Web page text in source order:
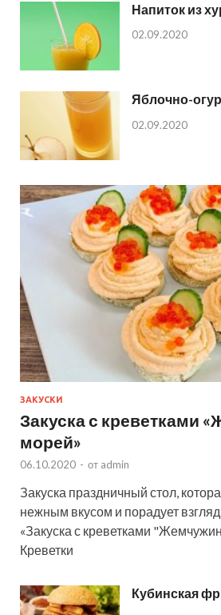
Напиток из
02.09.2020
Яблочно-
02.09.2020
ЗАКУСКИ
Закуска с креветками
морей»
06.10.2020 - от admin
Закуска праздничный стол,
нежным вкусом и порадует
«Закуска с креветками
Креветки
Кубинская